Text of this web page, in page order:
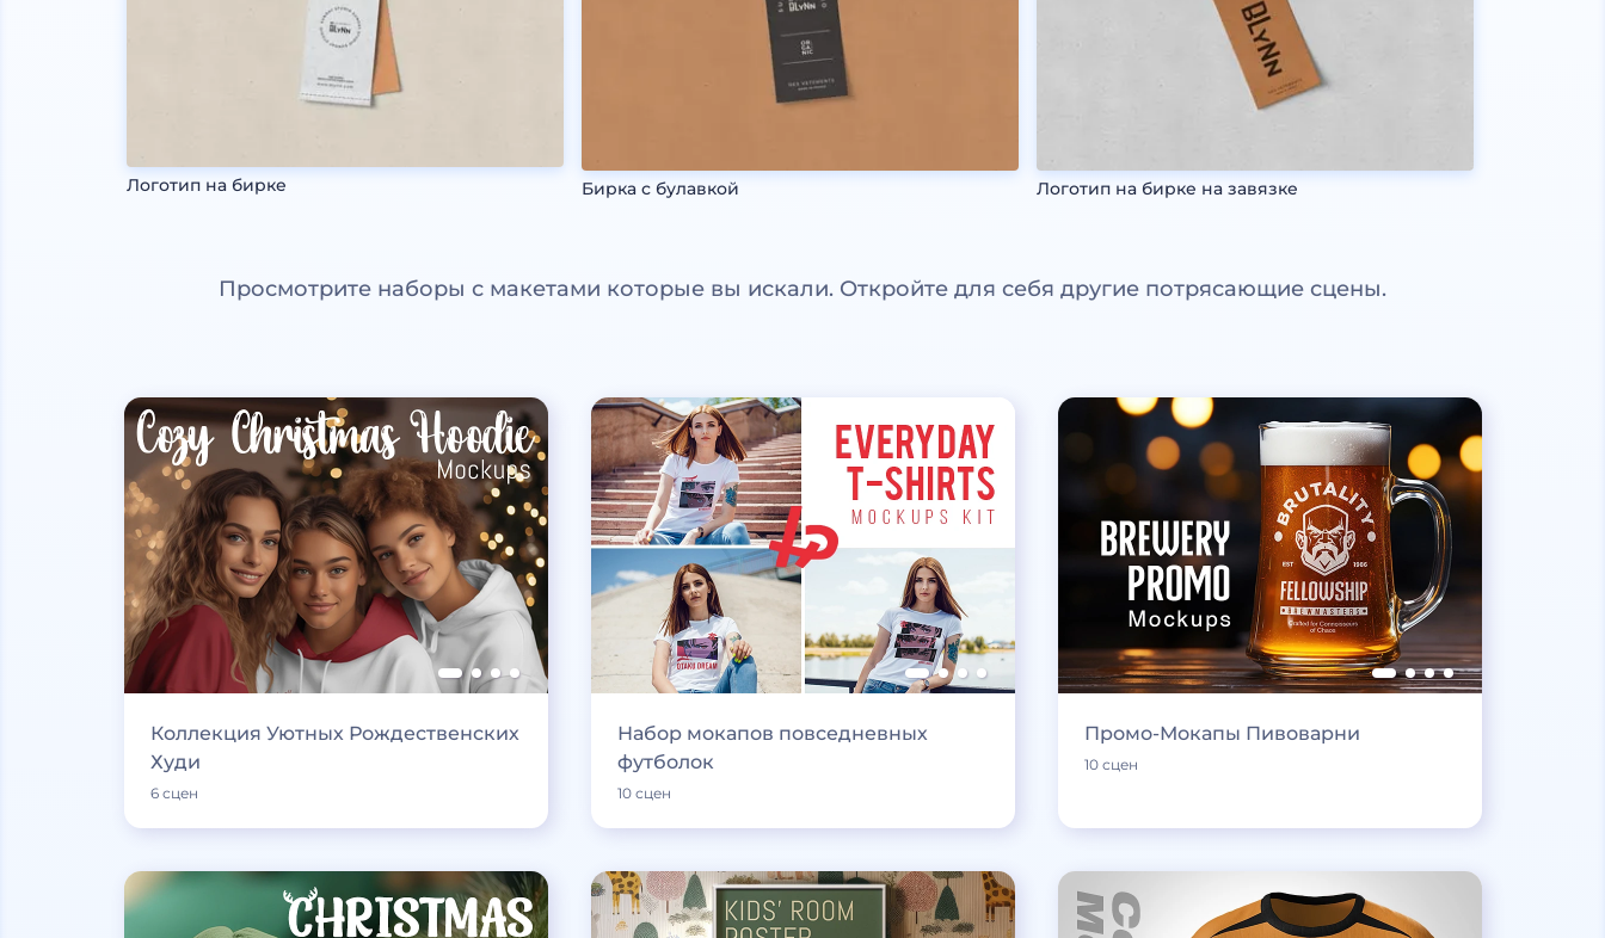
Логотип на бирке Бирка с булавкой Логотип на бирке на завязке
Просмотрите наборы с макетами которые вы искали. Откройте для себя другие потрясающие сцены.
Коллекция Уютных Рождественских
Худи
6 сцен
Набор мокапов повседневных
футболок
10 сцен
Промо-Мокапы Пивоварни
10 сцен